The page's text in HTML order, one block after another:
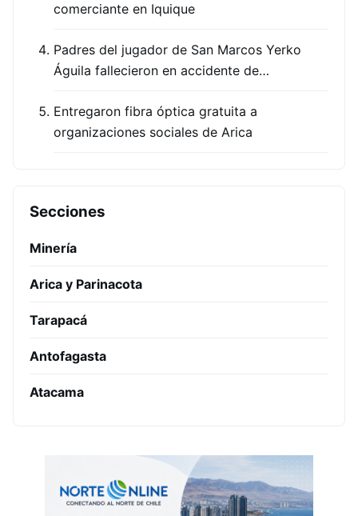
comerciante en Iquique
Padres del jugador de San Marcos Yerko
Águila fallecieron en accidente de…
Entregaron fibra óptica gratuita a
organizaciones sociales de Arica
Secciones
Minería
Arica y Parinacota
Tarapacá
Antofagasta
Atacama